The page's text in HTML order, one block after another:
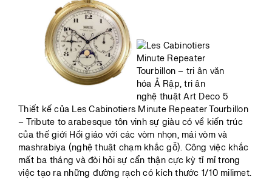
Thiết kế của Les Cabinotiers Minute Repeater Tourbillon
– Tribute to arabesque tôn vinh sự giàu có về kiến trúc
của thế giới Hồi giáo với các vòm nhọn, mái vòm và
mashrabiya (nghệ thuật chạm khắc gỗ). Công việc khắc
mất ba tháng và đòi hỏi sự cẩn thận cực kỳ tỉ mỉ trong
việc tạo ra những đường rạch có kích thước 1/10 milimet.